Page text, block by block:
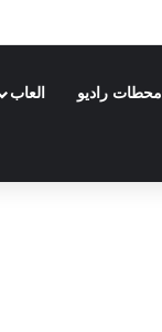
محطات راديو العاب